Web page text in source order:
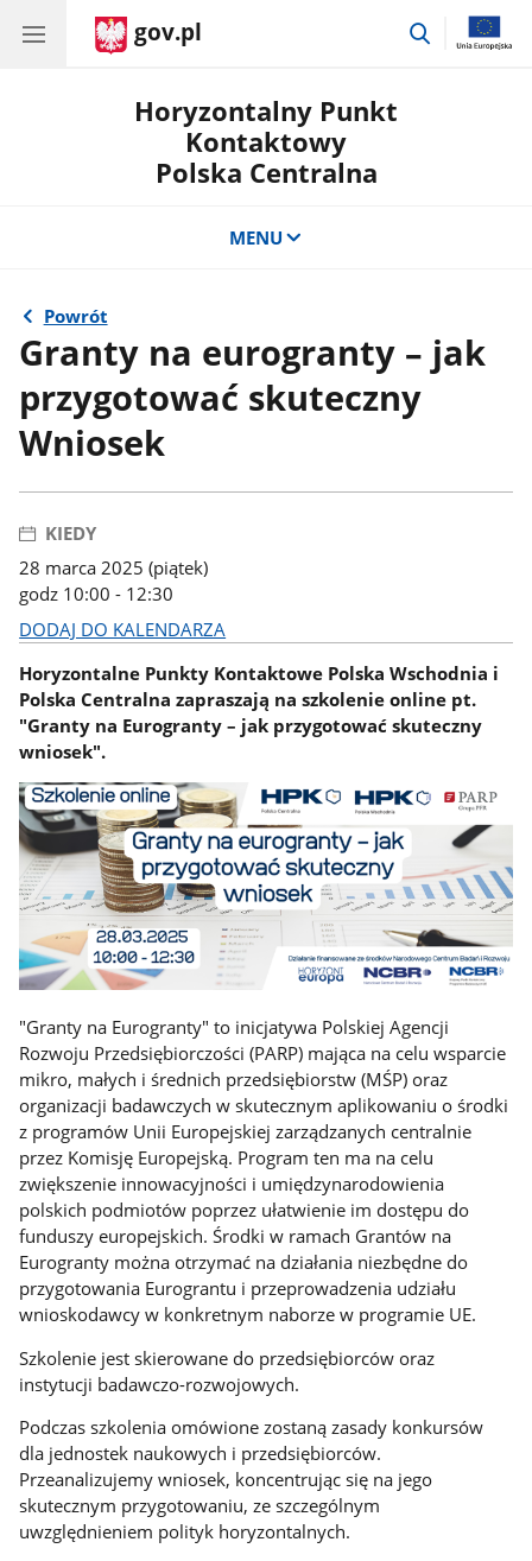
gov.pl
przejdź
Horyzontalny Punkt
Kontaktowy
Polska Centralna
MENU
Powrót
Granty na eurogranty – jak
przygotować skuteczny
Wniosek
KIEDY
28 marca 2025 (piątek)
godz 10:00 - 12:30
DODAJ DO KALENDARZA
Horyzontalne Punkty Kontaktowe Polska Wschodnia i
Polska Centralna zapraszają na szkolenie online pt.
"Granty na Eurogranty – jak przygotować skuteczny
wniosek".
"Granty na Eurogranty" to inicjatywa Polskiej Agencji
Rozwoju Przedsiębiorczości (PARP) mająca na celu wsparcie
mikro, małych i średnich przedsiębiorstw (MŚP) oraz
organizacji badawczych w skutecznym aplikowaniu o środki
z programów Unii Europejskiej zarządzanych centralnie
przez Komisję Europejską. Program ten ma na celu
zwiększenie innowacyjności i umiędzynarodowienia
polskich podmiotów poprzez ułatwienie im dostępu do
funduszy europejskich. Środki w ramach Grantów na
Eurogranty można otrzymać na działania niezbędne do
przygotowania Eurograntu i przeprowadzenia udziału
wnioskodawcy w konkretnym naborze w programie UE.
Szkolenie jest skierowane do przedsiębiorców oraz
instytucji badawczo-rozwojowych.
Podczas szkolenia omówione zostaną zasady konkursów
dla jednostek naukowych i przedsiębiorców.
Przeanalizujemy wniosek, koncentrując się na jego
skutecznym przygotowaniu, ze szczególnym
uwzględnieniem polityk horyzontalnych.